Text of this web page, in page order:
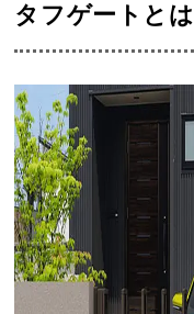
タフゲートとは